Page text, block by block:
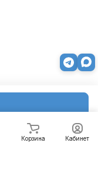
Корзина Кабинет